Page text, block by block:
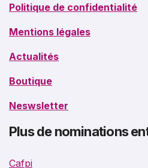
Politique de confidentialité
Mentions légales
Actualités
Boutique
Neswsletter
Plus de nominations
Cafpi